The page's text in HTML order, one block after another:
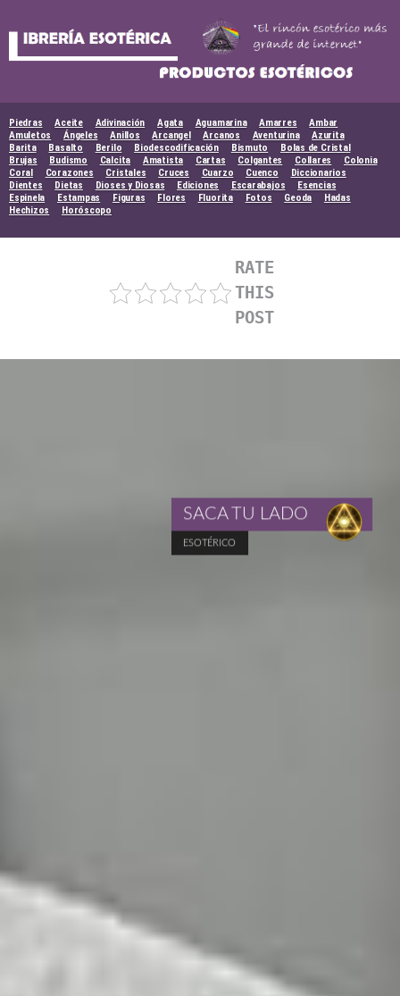
Piedras Aceite Adivinación Agata Aguamarina Amarres
Ambar
Amuletos
Ángeles Anillos Arcangel Arcanos Aventurina
Azurita
Barita
Basalto Berilo Biodescodificación Bismuto
Bolas de Cristal
Brujas
Budismo Calcita Amatista Cartas Colgantes Collares
Colonia
Coral
Corazones Cristales Cruces Cuarzo Cuenco
Diccionarios
Dientes
Dietas Dioses y Diosas Ediciones Escarabajos
Esencias
Espinela
Estampas Figuras Flores Fluorita Fotos Geoda
Hadas
Hechizos
Horóscopo
RATE
THIS
POST
ESOTÉRICO
SACA TU LADO